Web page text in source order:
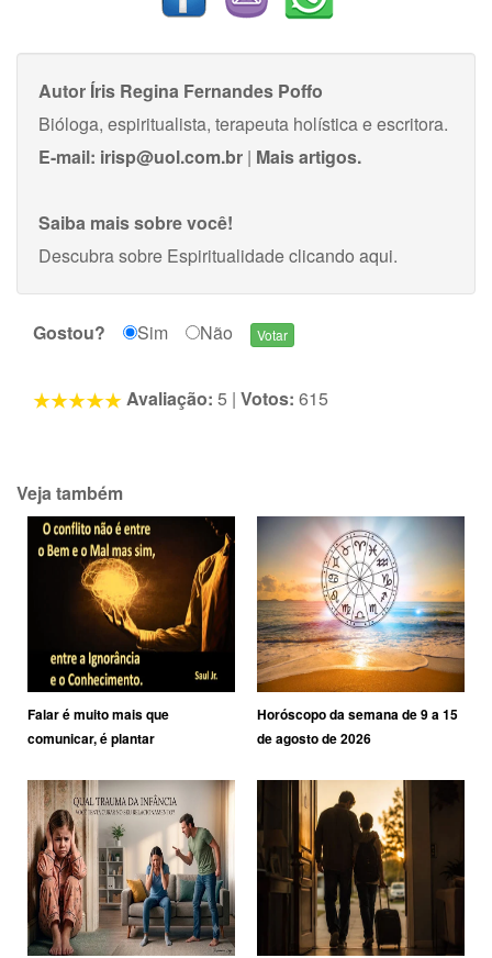
Autor Íris Regina Fernandes Poffo
Bióloga, espiritualista, terapeuta holística e escritora.
E-mail: irisp@uol.com.br | Mais artigos.
Saiba mais sobre você!
Descubra sobre Espiritualidadeclicando aqui.
Gostou? Sim Não
Avaliação: 5 | Votos: 615
Veja também
Falar é muito mais que
comunicar, é plantar
Horóscopo da semana de 9 a 15
de agosto de 2026